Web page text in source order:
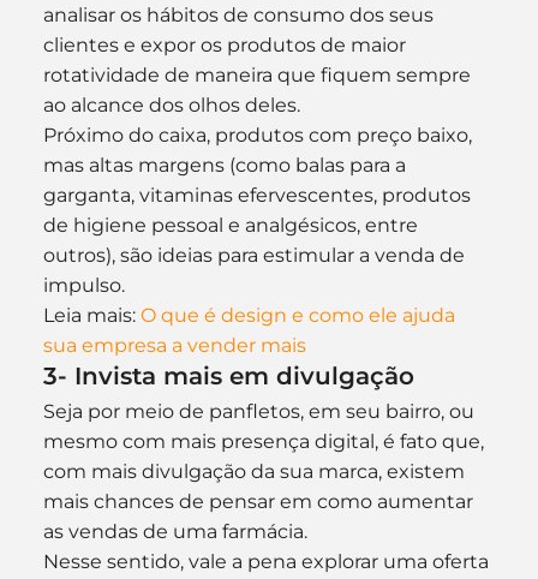
analisar os hábitos de consumo dos seus
clientes e expor os produtos de maior
rotatividade de maneira que fiquem sempre
ao alcance dos olhos deles.
Próximo do caixa, produtos com preço baixo,
mas altas margens (como balas para a
garganta, vitaminas efervescentes, produtos
de higiene pessoal e analgésicos, entre
outros), são ideias para estimular a venda de
impulso.
Leia mais: O que é design e como ele ajuda
sua empresa a vender mais
3- Invista mais em divulgação
Seja por meio de panfletos, em seu bairro, ou
mesmo com mais presença digital, é fato que,
com mais divulgação da sua marca, existem
mais chances de pensar em como aumentar
as vendas de uma farmácia.
Nesse sentido, vale a pena explorar uma oferta